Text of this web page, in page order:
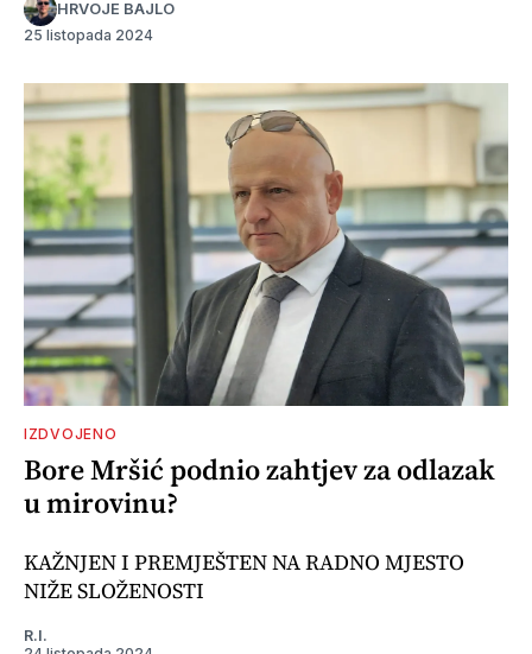
HRVOJE BAJLO
25 listopada 2024
IZDVOJENO
Bore Mršić podnio zahtjev za odlazak
u mirovinu?
KAŽNJEN I PREMJEŠTEN NA RADNO MJESTO
NIŽE SLOŽENOSTI
R.I.